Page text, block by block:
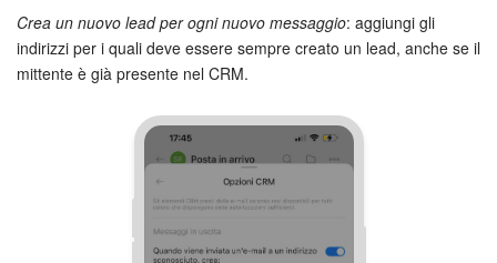
Crea un nuovo lead per ogni nuovo messaggio: aggiungi gli
indirizzi per i quali deve essere sempre creato un lead, anche se il
mittente è già presente nel CRM.